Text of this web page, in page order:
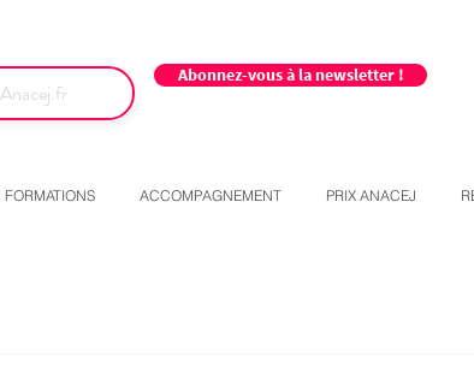
Abonnez-vous à la newsletter !
FORMATIONS ACCOMPAGNEMENT PRIX ANACEJ